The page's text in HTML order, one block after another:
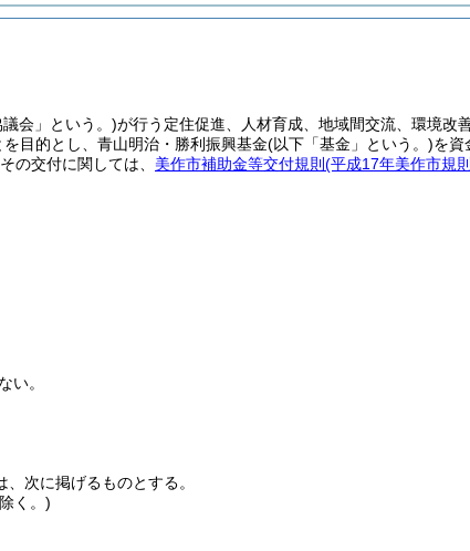
会」という。)が行う定住促進、人材育成、地域間交流、環境改
目的とし、青山明治・勝利振興基金(以下「基金」という。)を資
の交付に関しては、 美作市補助金等交付規則 (平成17年美作市規
い。
、次に掲げるものとする。
く。)